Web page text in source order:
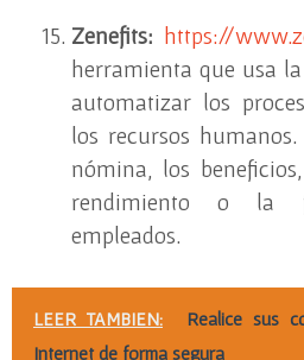
Zenefits: https://
herramienta que usa
automatizar los
los recursos
nómina, los
rendimiento o la
empleados.
LEER TAMBIEN:
Realice sus
Internet de forma segura